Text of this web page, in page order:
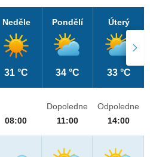
Neděle
31 °C
Pondělí
34 °C
Úterý
33 °C
08:00
Dopoledne
11:00
Odpoledne
14:00